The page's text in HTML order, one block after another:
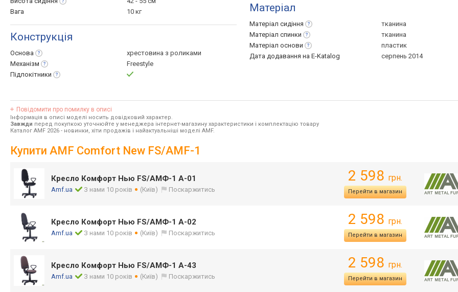
Вага
10 кг
Конструкція
Основа
хрестовина з роликами
Механізм
Freestyle
Підлокітники
Матеріал
Матеріал сидіння
тканина
Матеріал спинки
тканина
Матеріал основи
пластик
Дата додавання на E-Katalog
серпень 2014
Повідомити про помилку в описі
Інформація в описі моделі носить довідковий характер.
Завжди перед покупкою уточнюйте у менеджера інтернет-магазину характеристики і комплектацію товару
Каталог AMF 2026 - новинки, хіти продажів і найактуальніші моделі AMF.
Купити AMF Comfort New FS/AMF-1
Кресло Комфорт Нью FS/АМФ-1 А-01
Amf.ua З нами 10 років (Київ) Поскаржитись
2 598 грн.
Перейти в магазин
Кресло Комфорт Нью FS/АМФ-1 А-02
Amf.ua З нами 10 років (Київ) Поскаржитись
2 598 грн.
Перейти в магазин
Кресло Комфорт Нью FS/АМФ-1 А-43
Amf.ua З нами 10 років (Київ) Поскаржитись
2 598 грн.
Перейти в магазин